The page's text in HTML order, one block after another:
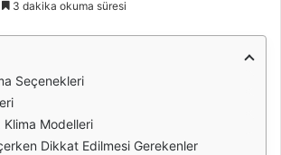
3 dakika okuma süresi
Seçenekleri
Klima Modelleri
Dikkat Edilmesi Gerekenler